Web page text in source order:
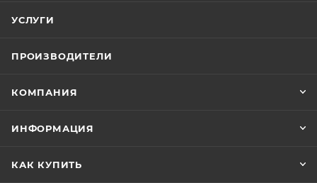
УСЛУГИ
ПРОИЗВОДИТЕЛИ
КОМПАНИЯ
ИНФОРМАЦИЯ
КАК КУПИТЬ